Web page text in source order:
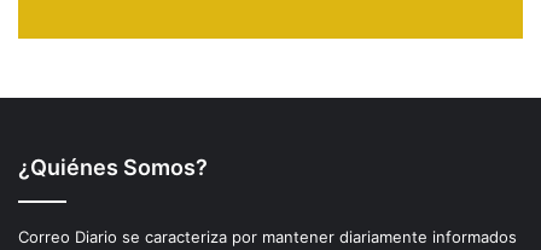
¿Quiénes Somos?
Correo Diario se caracteriza por mantener diariamente informados